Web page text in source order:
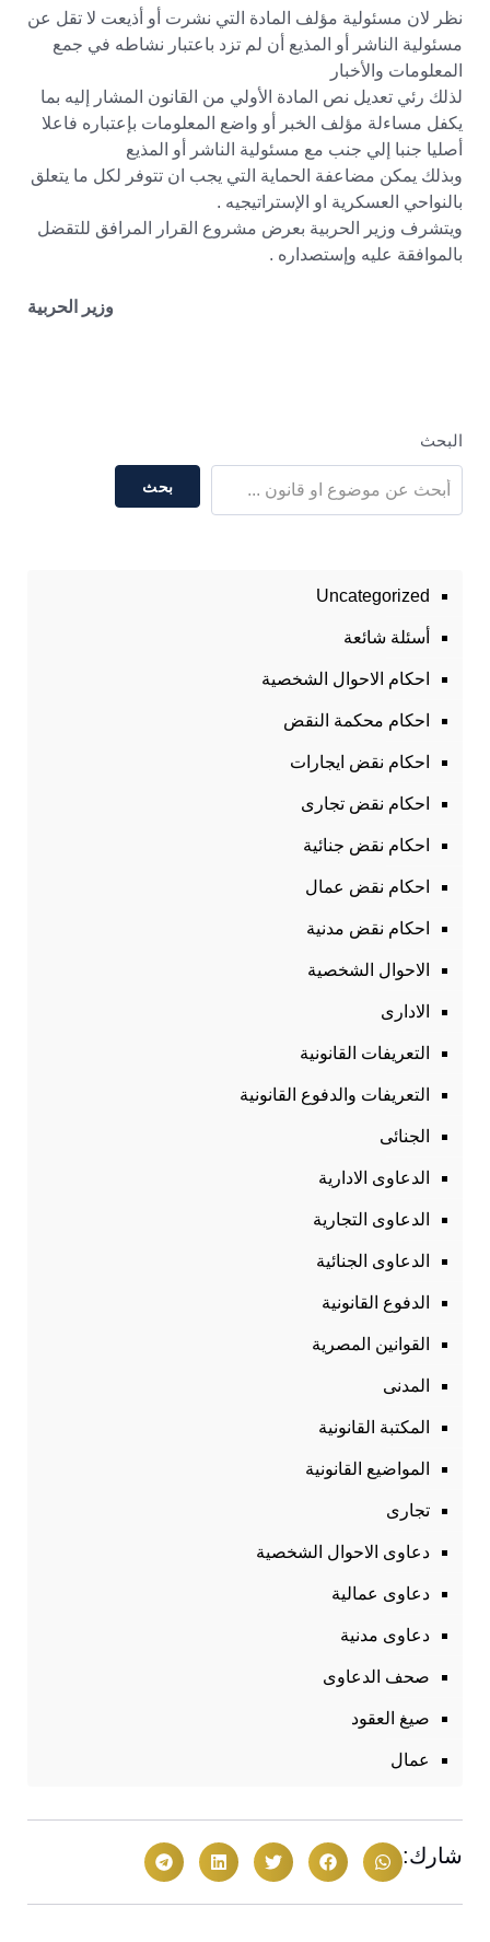
نظر لان مسئولية مؤلف المادة التي نشرت أو أذيعت لا تقل عن
مسئولية الناشر أو المذيع أن لم تزد باعتبار نشاطه في جمع
المعلومات والأخبار
لذلك رئي تعديل نص المادة الأولي من القانون المشار إليه بما
يكفل مساءلة مؤلف الخبر أو واضع المعلومات بإعتباره فاعلا
أصليا جنبا إلي جنب مع مسئولية الناشر أو المذيع
وبذلك يمكن مضاعفة الحماية التي يجب ان تتوفر لكل ما يتعلق
بالنواحي العسكرية او الإستراتيجيه .
ويتشرف وزير الحربية بعرض مشروع القرار المرافق للتقضل
بالموافقة عليه وإستصداره .
وزير الحربية
البحث
بحث
Uncategorized
أسئلة شائعة
احكام الاحوال الشخصية
احكام محكمة النقض
احكام نقض ايجارات
احكام نقض تجارى
احكام نقض جنائية
احكام نقض عمال
احكام نقض مدنية
الاحوال الشخصية
الادارى
التعريفات القانونية
التعريفات والدفوع القانونية
الجنائى
الدعاوى الادارية
الدعاوى التجارية
الدعاوى الجنائية
الدفوع القانونية
القوانين المصرية
المدنى
المكتبة القانونية
المواضيع القانونية
تجارى
دعاوى الاحوال الشخصية
دعاوى عمالية
دعاوى مدنية
صحف الدعاوى
صيغ العقود
عمال
شارك: